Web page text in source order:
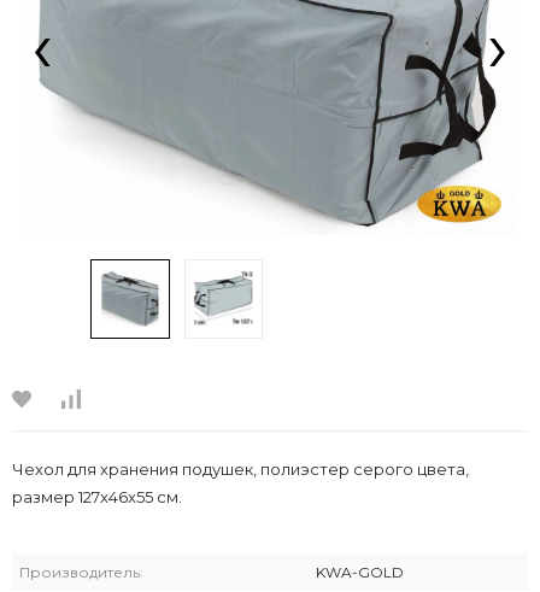
‹ ›
Чехол для хранения подушек, полиэстер серого цвета,
размер 127x46x55 см.
Производитель: KWA-GOLD